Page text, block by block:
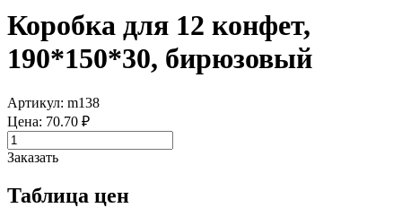
Коробка для 12 конфет,
190*150*30, бирюзовый
Артикул: m138
Цена: 70.70 ₽
Заказать
Таблица цен